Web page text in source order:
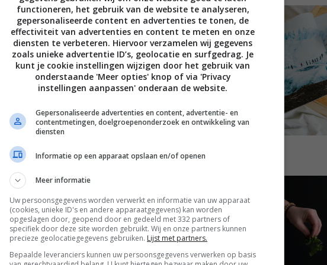
| NEXT PAGE »
functioneren, het gebruik van de website te analyseren,
gepersonaliseerde content en advertenties te tonen, de
effectiviteit van advertenties en content te meten en onze
diensten te verbeteren. Hiervoor verzamelen wij gegevens
zoals unieke advertentie ID’s, geolocatie en surfgedrag. Je
kunt je cookie instellingen wijzigen door het gebruik van
onderstaande 'Meer opties' knop of via 'Privacy
instellingen aanpassen' onderaan de website.
Gepersonaliseerde advertenties en content, advertentie- en
contentmetingen, doelgroepenonderzoek en ontwikkeling van
diensten
Informatie op een apparaat opslaan en/of openen
Meer informatie
Uw persoonsgegevens worden verwerkt en informatie van uw apparaat
(cookies, unieke ID's en andere apparaatgegevens) kan worden
opgeslagen door, geopend door en gedeeld met 332 partners of
specifiek door deze site worden gebruikt. Wij en onze partners kunnen
precieze geolocatiegegevens gebruiken. Lijst met partners.
Bepaalde leveranciers kunnen uw persoonsgegevens verwerken op basis